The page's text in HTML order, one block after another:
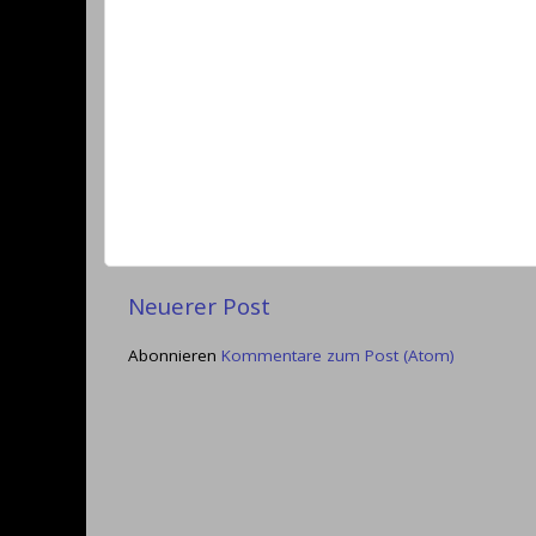
Neuerer Post
Abonnieren Kommentare zum Post (Atom)